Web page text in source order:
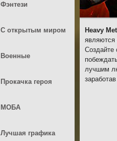
Heavy
являются
Создайте
лучшим
Фэнтези
С открытым миром
Военные
Прокачка героя
МОБА
Лучшая графика